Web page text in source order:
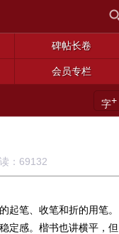
碑帖长卷
会员专栏
字+
： 69132
起笔、收笔和折的用笔。
定感。楷书也讲横平，但